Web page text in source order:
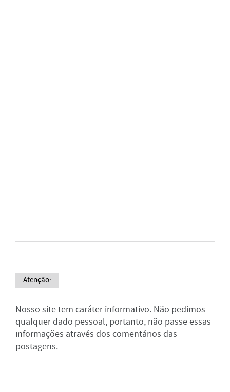
Atenção:
Nosso site tem caráter informativo. Não pedimos
qualquer dado pessoal, portanto, não passe essas
informações através dos comentários das
postagens.